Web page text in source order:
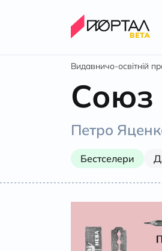
Видавничо-освітній
Союз
Петро
Бестселери